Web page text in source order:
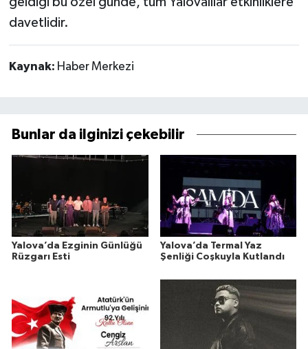
davetlidir.
Kaynak: Haber Merkezi
Bunlar da ilginizi çekebilir
Yalova’da Ezginin Günlüğü
Rüzgarı Esti
Yalova’da Termal Yaz
Şenliği Coşkuyla Kutlandı